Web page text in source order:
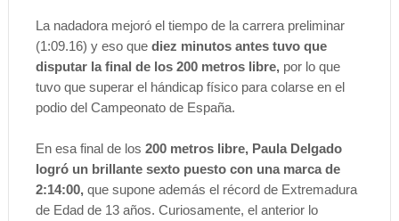
La nadadora mejoró el tiempo de la carrera preliminar
(1:09.16) y eso quediez minutos antes tuvo que
disputar la final de los 200 metros libre,por lo que
tuvo que superar el hándicap físico para colarse en el
podio del Campeonato de España.
En esa final de los 200 metros libre, Paula Delgado
logró un brillante sexto puesto con una marca de
2:14:00, que supone además el récord de Extremadura
de Edad de 13 años. Curiosamente, el anterior lo